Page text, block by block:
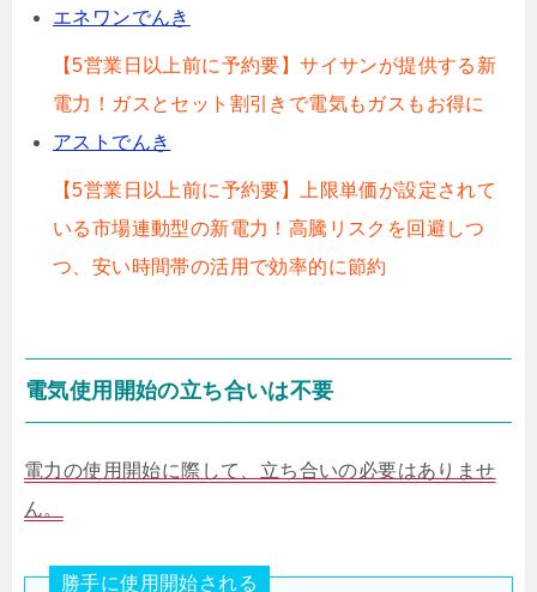
エネワンでんき
【5営業日以上前に予約要】サイサンが提供する新
電力！ガスとセット割引きで電気もガスもお得に
アストでんき
【5営業日以上前に予約要】上限単価が設定されて
いる市場連動型の新電力！高騰リスクを回避しつ
つ、安い時間帯の活用で効率的に節約
電気使用開始の立ち合いは不要
電力の使用開始に際して、立ち合いの必要はありませ
ん。
勝手に使用開始される